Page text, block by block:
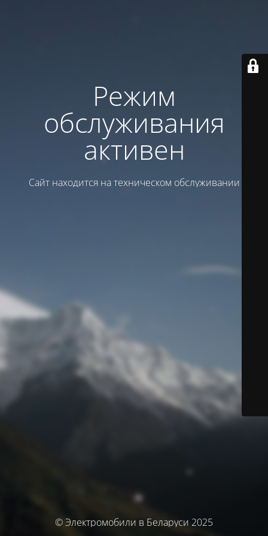
Режим
обслуживания
активен
Сайт находится на техническом обслуживании
© Электромобили в Беларуси 2025